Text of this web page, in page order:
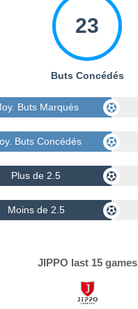
23
Buts Concédés
Buts Marqués
Buts Concédés
Plus de 2.5
Moins de 2.5
JIPPO last 15 games